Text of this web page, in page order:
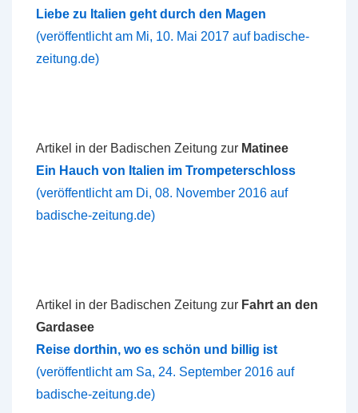
Liebe zu Italien geht durch den Magen
(veröffentlicht am Mi, 10. Mai 2017 auf badische-
zeitung.de)
Artikel in der Badischen Zeitung zur Matinee
Ein Hauch von Italien im Trompeterschloss
(veröffentlicht am Di, 08. November 2016 auf
badische-zeitung.de)
Artikel in der Badischen Zeitung zur Fahrt an den
Gardasee
Reise dorthin, wo es schön und billig ist
(veröffentlicht am Sa, 24. September 2016 auf
badische-zeitung.de)